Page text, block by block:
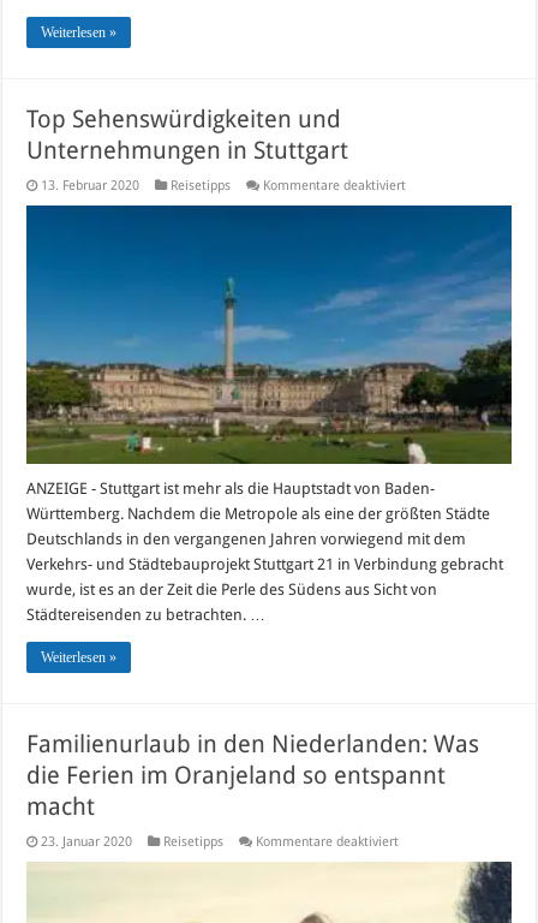
Weiterlesen »
Top Sehenswürdigkeiten und
Unternehmungen in Stuttgart
13. Februar 2020 Reisetipps Kommentare deaktiviertfür
Unternehmungen
Stuttgart
ANZEIGE - Stuttgart ist mehr als die Hauptstadt von Baden-
Württemberg. Nachdem die Metropole als eine der größten Städte
Deutschlands in den vergangenen Jahren vorwiegend mit dem
Verkehrs- und Städtebauprojekt Stuttgart 21 in Verbindung gebracht
wurde, ist es an der Zeit die Perle des Südens aus Sicht von
Städtereisenden zu betrachten. …
Weiterlesen »
Familienurlaub in den Niederlanden: Was
die Ferien im Oranjeland so entspannt
macht
23. Januar 2020 Reisetipps Kommentare deaktiviertfür
Niederlanden: